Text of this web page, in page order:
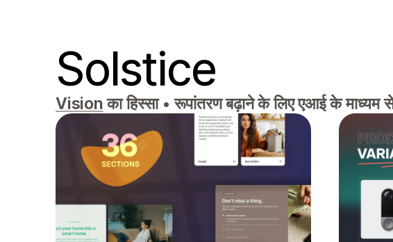
Solstice
Visionका हिस्सा • रूपांतरण बढ़ाने के लिए एआई के माध्यम